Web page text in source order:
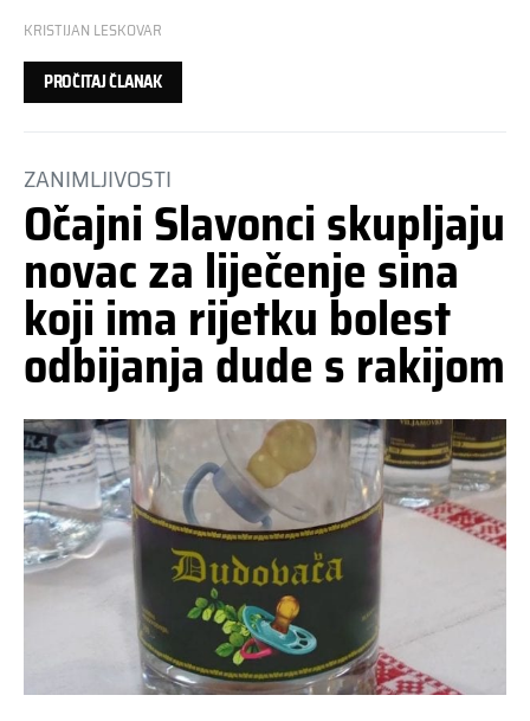
KRISTIJAN LESKOVAR
PROČITAJ ČLANAK
ZANIMLJIVOSTI
Očajni Slavonci skupljaju
novac za liječenje sina
koji ima rijetku bolest
odbijanja dude s rakijom